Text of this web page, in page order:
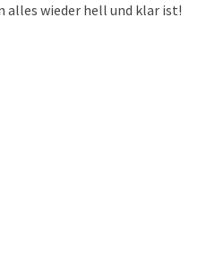
alles wieder hell und klar ist!